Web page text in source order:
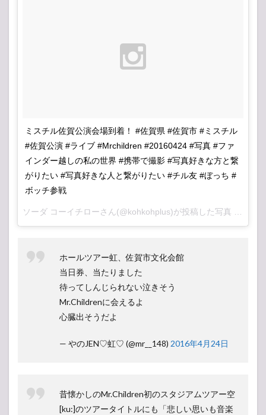
ミスチル佐賀公演会場到着！ #佐賀県 #佐賀市 #ミスチル
#佐賀公演 #ライブ #Mrchildren #20160424 #写真 #ファ
インダー越しの私の世界 #携帯で撮影 #写真好きな方と繋
がりたい #写真好きな人と繋がりたい #チル友 #ぼっち #
ボッチ参戦
ソーダ コーイチローさん(@kohkohplus)が投稿した写真 –
ホールツアー虹、佐賀市文化会館
当日券、当たりました
待ってしんじられない泣きそう
Mr.Childrenに会えるよ
心臓出そうだよ
— やのJEN♡虹♡ (@mr__148) 2016年4月24日
昔懐かしのMr.Children初のスタジアムツアー空
[ku:]のツアータイトルにも「悲しい思いも音楽